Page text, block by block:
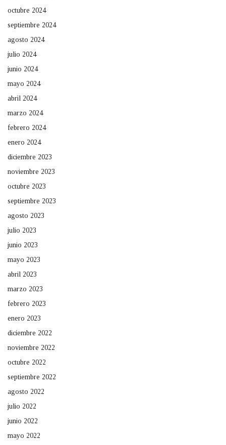
octubre 2024
septiembre 2024
agosto 2024
julio 2024
junio 2024
mayo 2024
abril 2024
marzo 2024
febrero 2024
enero 2024
diciembre 2023
noviembre 2023
octubre 2023
septiembre 2023
agosto 2023
julio 2023
junio 2023
mayo 2023
abril 2023
marzo 2023
febrero 2023
enero 2023
diciembre 2022
noviembre 2022
octubre 2022
septiembre 2022
agosto 2022
julio 2022
junio 2022
mayo 2022